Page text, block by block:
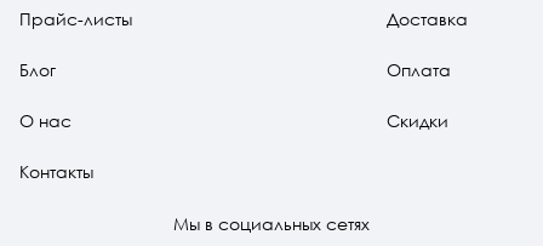
Прайс-листы
Блог
О нас
Контакты
Доставка
Оплата
Скидки
Мы в социальных сетях